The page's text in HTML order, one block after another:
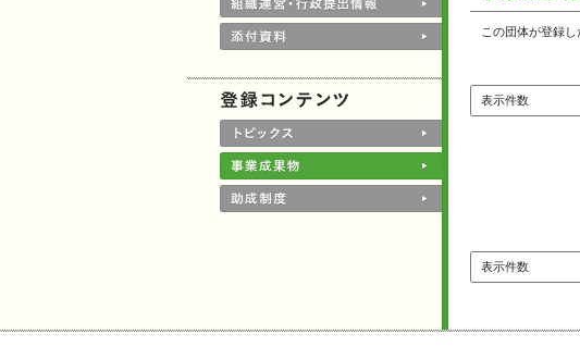
この団体が登録し
表示件数
表示件数